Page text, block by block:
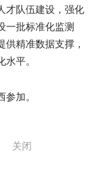
才队伍建设，强化
一批标准化监测
供精准数据支撑，
平。
加。
关闭